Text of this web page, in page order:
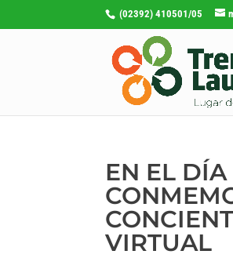
(02392) 410501/05
EN EL
VIRTUAL